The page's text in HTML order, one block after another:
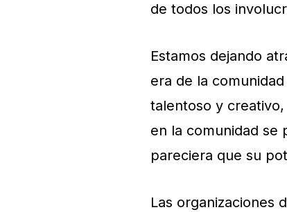
de todos los
Estamos dejando
era de la
talentoso y
en la comunidad se
pareciera que su
Las organizaciones